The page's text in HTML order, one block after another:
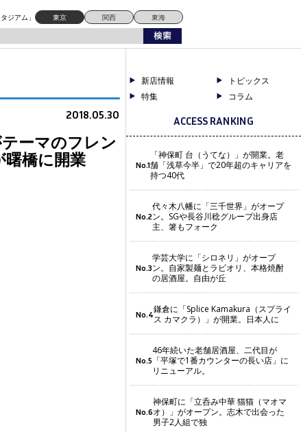
ジアム」 東京 関西 東海
2018.05.30
ーマのフレン
橋に開業
新店情報
トピックス
特集
コラム
ACCESS RANKING
No.1
「神保町 台（うてな）」が開業。老
舗「浅草今半」で20年超のキャリアを
持つ40代
No.2
代々木八幡に「三千世界」がオープ
ン。SGや長谷川稔グループ出身店
主、箸もフォーク
No.3
学芸大学に「シロネリ」がオープ
ン。自家製麺とラビオリ、本格焼酎
の居酒屋。自由が丘
No.4鎌倉に「Splice Kamakura（スプライ
ス カマクラ）」が開業。日本人に
No.5
46年続いた老舗居酒屋、二代目が
「平塚で1番カウンターの長い店」に
リニューアル。
No.6
神保町に「立呑み中華 猫猫（マオマ
オ）」がオープン。志木で出会った
男子2人組で独